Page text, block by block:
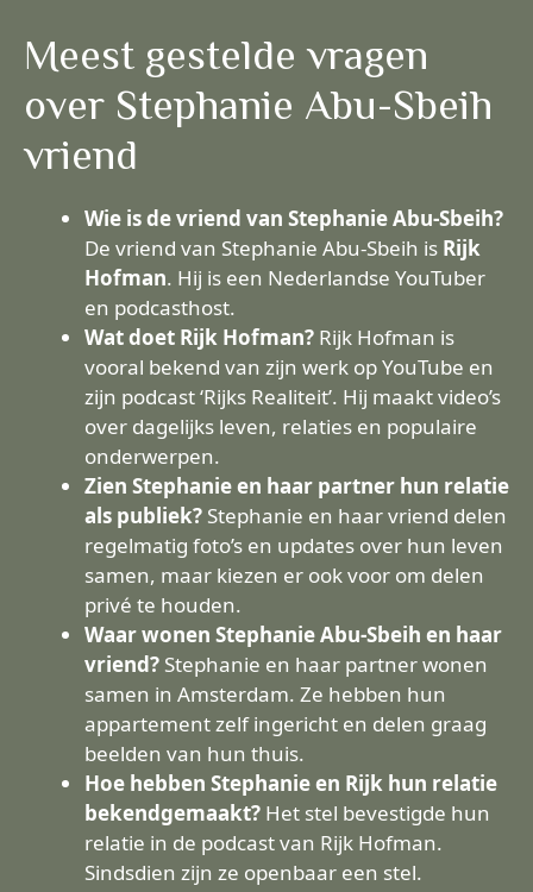
Meest gestelde vragen
over Stephanie Abu-Sbeih
vriend
Wie is de vriend van Stephanie Abu-Sbeih?
De vriend van Stephanie Abu-Sbeih is Rijk
Hofman. Hij is een Nederlandse YouTuber
en podcasthost.
Wat doet Rijk Hofman? Rijk Hofman is
vooral bekend van zijn werk op YouTube en
zijn podcast ‘Rijks Realiteit’. Hij maakt video’s
over dagelijks leven, relaties en populaire
onderwerpen.
Zien Stephanie en haar partner hun relatie
als publiek? Stephanie en haar vriend delen
regelmatig foto’s en updates over hun leven
samen, maar kiezen er ook voor om delen
privé te houden.
Waar wonen Stephanie Abu-Sbeih en haar
vriend? Stephanie en haar partner wonen
samen in Amsterdam. Ze hebben hun
appartement zelf ingericht en delen graag
beelden van hun thuis.
Hoe hebben Stephanie en Rijk hun relatie
bekendgemaakt? Het stel bevestigde hun
relatie in de podcast van Rijk Hofman.
Sindsdien zijn ze openbaar een stel.